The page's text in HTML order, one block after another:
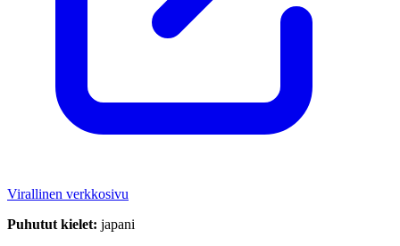
Virallinen verkkosivu
Puhutut kielet: japani